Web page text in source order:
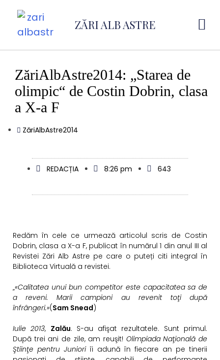
ZĂRI ALB ASTRE
ZăriAlbAstre2014: „Starea de
olimpic“ de Costin Dobrin, clasa
a X-a F
ZăriAlbAstre2014
REDACȚIA 8:26 pm 643
Redăm în cele ce urmează articolul scris de Costin
Dobrin, clasa a X-a F, publicat în numărul 1 din anul III al
Revistei Zări Alb Astre pe care o puteți citi integral în
Biblioteca Virtuală a revistei.
„«Calitatea unui bun competitor este capacitatea sa de
a reveni. Marii campioni au revenit toţi după
înfrângeri.»(Sam Snead)
Iulie 2013, Zalău. S-au afişat rezultatele. Sunt primul.
După trei ani de zile, am reuşit! Olimpiada Naţională de
Ştiinţe pentru Junioriîi adună în fiecare an pe tinerii